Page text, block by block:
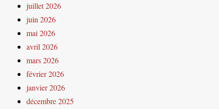
juillet 2026
juin 2026
mai 2026
avril 2026
mars 2026
février 2026
janvier 2026
décembre 2025